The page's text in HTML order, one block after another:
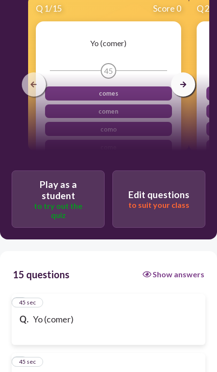
Q 1/15 Score 0
Yo (comer)
45
comes
comen
como
Q2
Play as a
student
to try out the
quiz
Edit questions
to suit your class
15 questions Show answers
Q. Yo (comer)
1
45 sec
2
45 sec